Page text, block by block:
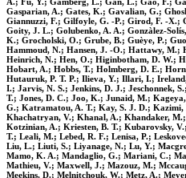
A.; Fu, Y.; Gamberg, L.; Gan, L.; Gao, F.;
Gasparian, A.; Gates, K.; Gavalian, G.;
Giannuzzi, F.; Gilfoyle, G. -P.; Girod, F. -X.;
Goity, J. L.; Golubenko, A. A.; Gonzàlez-
K.; Grocholski, O.; Grube, B.; Guèye, P.;
Hammoud, N.; Hansen, J. -O.; Hattawy, M.;
Heinrich, N.; Hen, O.; Higinbotham, D. W.;
Hobart, A.; Hobbs, T.; Holmberg, D. E.;
Hutauruk, P. T. P.; Ilieva, Y.; Illari, I.;
I.; Jarvis, N. S.; Jenkins, D. J.; Jeschonnek,
T.; Jones, D. C.; Joo, K.; Junaid, M.;
G.; Katramatou, A. T.; Kay, S. J. D.;
Khachatryan, V.; Khanal, A.; Khandaker,
Kotzinian, A.; Kriesten, B. T.; Kubarovsky,
T.; Leali, M.; Lebed, R. F.; Lenisa, P.;
Liu, L.; Liuti, S.; Liyanage, N.; Lu, Y.;
Mamo, K. A.; Mandaglio, G.; Mariani, C.;
Mathieu, V.; Maxwell, J.; Mazouz, M.;
Meekins, D.; Melnitchouk, W.; Metz, A.;